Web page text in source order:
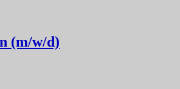
(m/w/d)